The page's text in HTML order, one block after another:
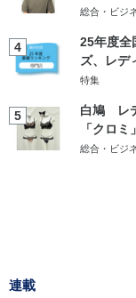
総合・ビジ
4
25年度
ズ、レデ
特集
5
白鳩 レ
「クロ
総合・ビジ
連載